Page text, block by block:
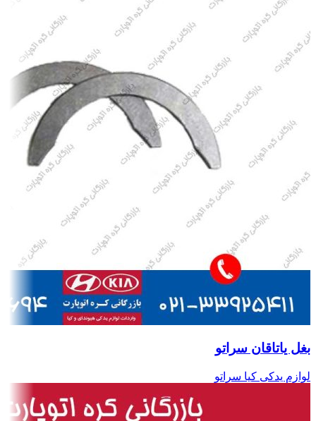
بغل یاتاقان سراتو
لوازم یدکی کیا سراتو